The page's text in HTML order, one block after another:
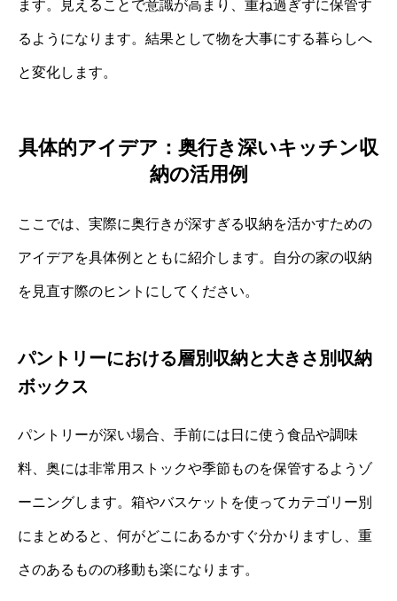
ます。見えることで意識が高まり、重ね過ぎずに保管す
るようになります。結果として物を大事にする暮らしへ
と変化します。
具体的アイデア：奥行き深いキッチン収
納の活用例
ここでは、実際に奥行きが深すぎる収納を活かすための
アイデアを具体例とともに紹介します。自分の家の収納
を見直す際のヒントにしてください。
パントリーにおける層別収納と大きさ別収納
ボックス
パントリーが深い場合、手前には日に使う食品や調味
料、奥には非常用ストックや季節ものを保管するようゾ
ーニングします。箱やバスケットを使ってカテゴリー別
にまとめると、何がどこにあるかすぐ分かりますし、重
さのあるものの移動も楽になります。